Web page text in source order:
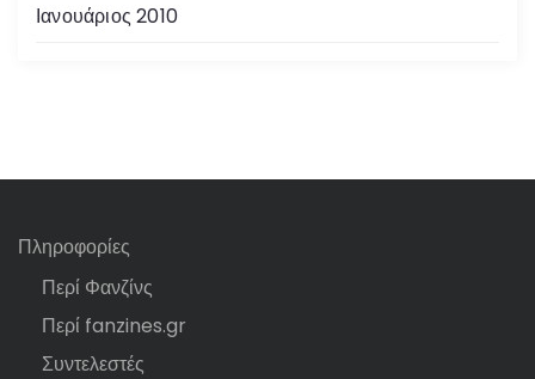
Ιανουάριος 2010
Πληροφορίες
Περί Φανζίνς
Περί fanzines.gr
Συντελεστές